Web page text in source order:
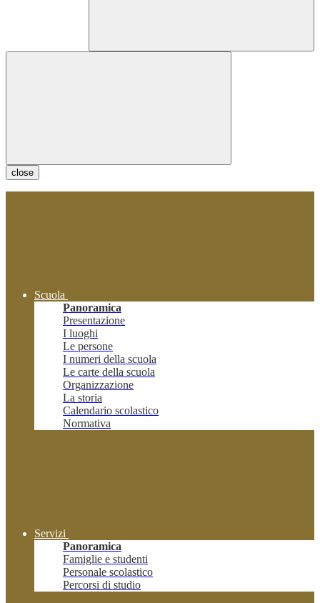
close
Scuola
Panoramica
Presentazione
I luoghi
Le persone
I numeri della scuola
Le carte della scuola
Organizzazione
La storia
Calendario scolastico
Normativa
Servizi
Panoramica
Famiglie e studenti
Personale scolastico
Percorsi di studio